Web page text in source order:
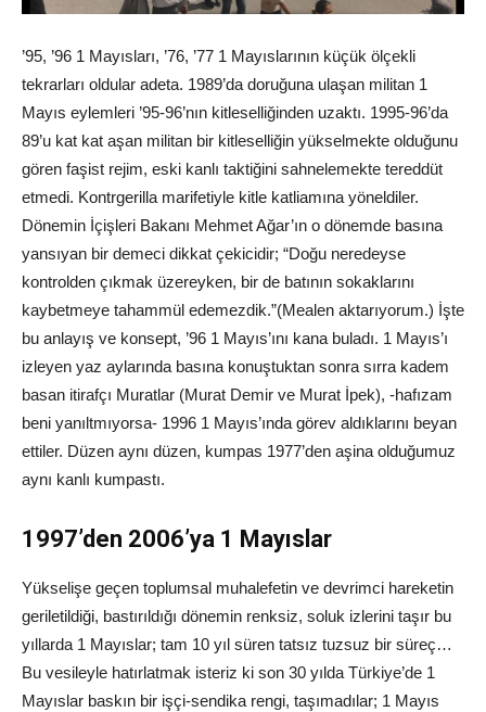
’95, ’96 1 Mayısları, ’76, ’77 1 Mayıslarının küçük ölçekli
tekrarları oldular adeta. 1989’da doruğuna ulaşan militan 1
Mayıs eylemleri ’95-96’nın kitleselliğinden uzaktı. 1995-96’da
89’u kat kat aşan militan bir kitleselliğin yükselmekte olduğunu
gören faşist rejim, eski kanlı taktiğini sahnelemekte tereddüt
etmedi. Kontrgerilla marifetiyle kitle katliamına yöneldiler.
Dönemin İçişleri Bakanı Mehmet Ağar’ın o dönemde basına
yansıyan bir demeci dikkat çekicidir; “Doğu neredeyse
kontrolden çıkmak üzereyken, bir de batının sokaklarını
kaybetmeye tahammül edemezdik.”(Mealen aktarıyorum.) İşte
bu anlayış ve konsept, ’96 1 Mayıs’ını kana buladı. 1 Mayıs’ı
izleyen yaz aylarında basına konuştuktan sonra sırra kadem
basan itirafçı Muratlar (Murat Demir ve Murat İpek), -hafızam
beni yanıltmıyorsa- 1996 1 Mayıs’ında görev aldıklarını beyan
ettiler. Düzen aynı düzen, kumpas 1977’den aşina olduğumuz
aynı kanlı kumpastı.
1997’den 2006’ya 1 Mayıslar
Yükselişe geçen toplumsal muhalefetin ve devrimci hareketin
geriletildiği, bastırıldığı dönemin renksiz, soluk izlerini taşır bu
yıllarda 1 Mayıslar; tam 10 yıl süren tatsız tuzsuz bir süreç…
Bu vesileyle hatırlatmak isteriz ki son 30 yılda Türkiye’de 1
Mayıslar baskın bir işçi-sendika rengi, taşımadılar; 1 Mayıs